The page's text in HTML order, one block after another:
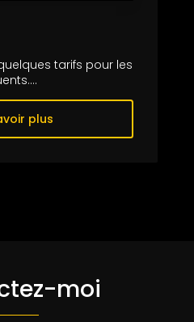
tarifs pour les
plus
moi